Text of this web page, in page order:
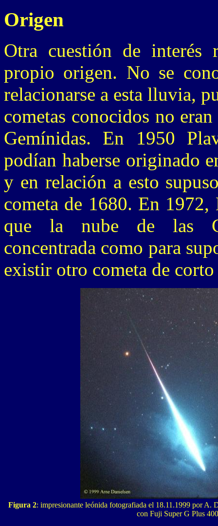
Origen
Otra cuestión de interés
propio origen. No se
relacionarse a esta lluvia,
cometas conocidos no
Gemínidas. En 1950
podían haberse originado
y en relación a esto
cometa de 1680. En
que la nube de las
concentrada como para
existir otro cometa de
Figura 2: impresionante leónida fotografiada el 18.11.1999 por A.
con Fuji Super G Plus